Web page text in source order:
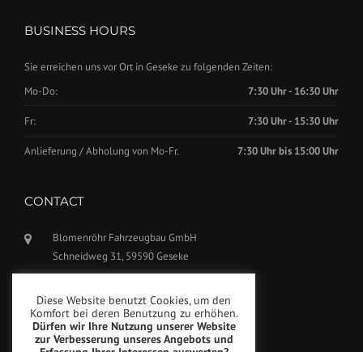
BUSINESS HOURS
Sie erreichen uns vor Ort in Geseke zu folgenden Zeiten:
Mo-Do:
7:30 Uhr - 16:30 Uhr
Fr: 7:30 Uhr - 15:30 Uhr
Anlieferung / Abholung von Mo-Fr. 7:30 Uhr bis 15:00 Uhr
CONTACT
Blomenröhr Fahrzeugbau GmbH
Schneidweg 31, 59590 Geseke
Fax: +49(0)2942-5799777
info@blomenroehr.com
Diese Website benutzt Cookies, um den
Komfort bei deren Benutzung zu erhöhen.
Dürfen wir Ihre Nutzung unserer Website
zur Verbesserung unseres Angebots und